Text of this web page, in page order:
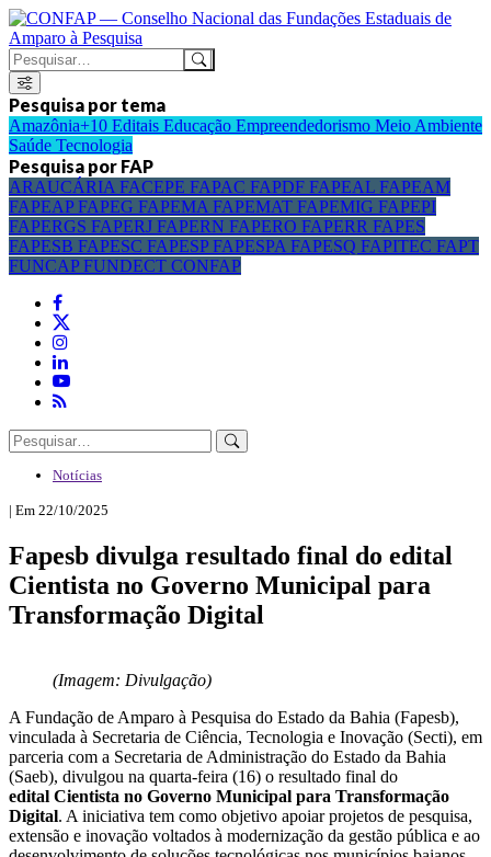
Pesquisa por tema
Amazônia+10 Editais Educação Empreendedorismo Meio Ambiente
Saúde Tecnologia
Pesquisa por FAP
ARAUCÁRIA FACEPE FAPAC FAPDF FAPEAL FAPEAM
FAPEAPFAPEG FAPEMA FAPEMAT FAPEMIG FAPEPI
FAPERGS FAPERJ FAPERN FAPERO FAPERR FAPES
FAPESB FAPESC FAPESPFAPESPA FAPESQ FAPITEC FAPT
FUNCAPFUNDECT CONFAP
Notícias
| Em 22/10/2025
Fapesb divulga resultado final do edital
Cientista no Governo Municipal para
Transformação Digital
(Imagem: Divulgação)
A Fundação de Amparo à Pesquisa do Estado da Bahia (Fapesb),
vinculada à Secretaria de Ciência, Tecnologia e Inovação (Secti), em
parceria com a Secretaria de Administração do Estado da Bahia
(Saeb), divulgou na quarta-feira (16) o resultado final do
edital Cientista no Governo Municipal para Transformação
Digital. A iniciativa tem como objetivo apoiar projetos de pesquisa,
extensão e inovação voltados à modernização da gestão pública e ao